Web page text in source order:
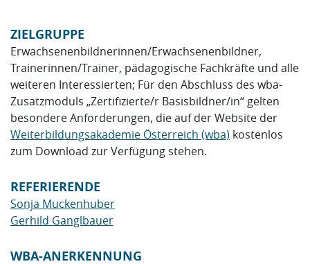
ZIELGRUPPE
Erwachsenenbildnerinnen/Erwachsenenbildner,
Trainerinnen/Trainer, pädagogische Fachkräfte und alle
weiteren Interessierten; Für den Abschluss des wba-
Zusatzmoduls „Zertifizierte/r Basisbildner/in“ gelten
besondere Anforderungen, die auf der Website der
Weiterbildungsakademie Österreich (wba) kostenlos
zum Download zur Verfügung stehen.
REFERIERENDE
Sonja Muckenhuber
Gerhild Ganglbauer
WBA-ANERKENNUNG